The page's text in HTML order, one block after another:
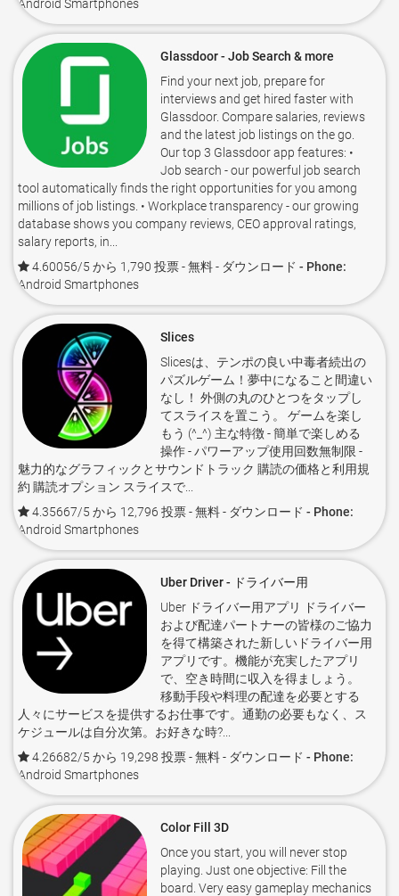
Android Smartphones
Glassdoor - Job Search & more
Find your next job, prepare for
interviews and get hired faster with
Glassdoor. Compare salaries, reviews
and the latest job listings on the go.
Our top 3 Glassdoor app features: •
Job search - our powerful job search
tool automatically finds the right opportunities for you among
millions of job listings. • Workplace transparency - our growing
database shows you company reviews, CEO approval ratings,
salary reports, in...
4.60056/5 から 1,790 投票- 無料 - ダウンロード - Phone:
Android Smartphones
Slices
Slicesは、テンポの良い中毒者続出の
パズルゲーム！夢中になること間違い
なし！ 外側の丸のひとつをタップし
てスライスを置こう。 ゲームを楽し
もう (^_^) 主な特徴 - 簡単で楽しめる
操作 - パワーアップ使用回数無制限 -
魅力的なグラフィックとサウンドトラック 購読の価格と利用規
約 購読オプション スライスで...
4.35667/5 から 12,796 投票- 無料 - ダウンロード - Phone:
Android Smartphones
Uber Driver - ドライバー用
Uber ドライバー用アプリ ドライバー
および配達パートナーの皆様のご協力
を得て構築された新しいドライバー用
アプリです。機能が充実したアプリ
で、空き時間に収入を得ましょう。
移動手段や料理の配達を必要とする
人々にサービスを提供するお仕事です。通勤の必要もなく、ス
ケジュールは自分次第。お好きな時?...
4.26682/5 から 19,298 投票- 無料 - ダウンロード - Phone:
Android Smartphones
Color Fill 3D
Once you start, you will never stop
playing. Just one objective: Fill the
board. Very easy gameplay mechanics